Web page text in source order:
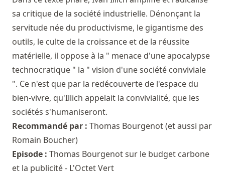
sa critique de la société industrielle. Dénonçant la
servitude née du productivisme, le gigantisme des
outils, le culte de la croissance et de la réussite
matérielle, il oppose à la " menace d'une apocalypse
technocratique " la " vision d'une société conviviale
". Ce n'est que par la redécouverte de l'espace du
bien-vivre, qu'Illich appelait la convivialité, que les
sociétés s'humaniseront.
Recommandé par : Thomas Bourgenot(et aussi par
Romain Boucher)
Episode : Thomas Bourgenot sur le budget carbone
et la publicité - L'Octet Vert